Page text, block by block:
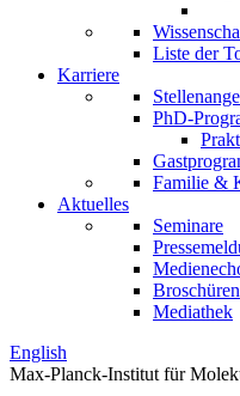
Liste der
Karriere
PhD-
Familie &
Aktuelles
Seminare
Broschüren
Mediathek
English
Max-Planck-Institut für